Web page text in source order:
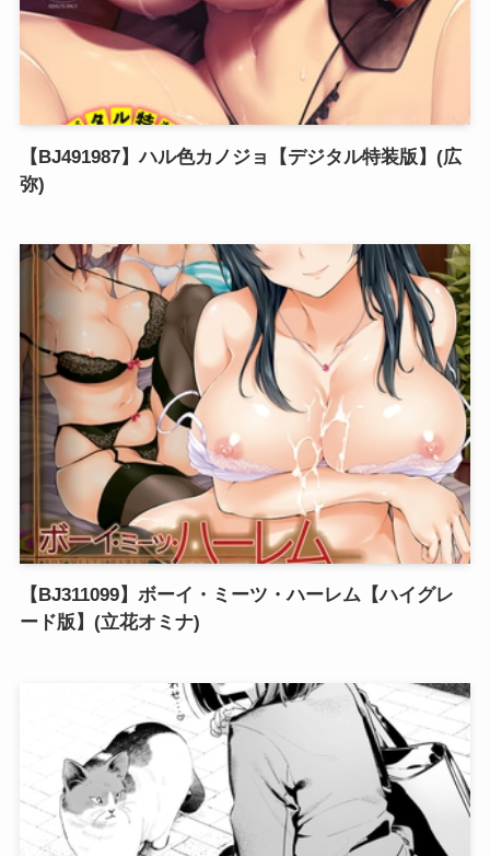
【BJ491987】ハル色カノジョ【デジタル特装版】(広
弥)
【BJ311099】ボーイ・ミーツ・ハーレム【ハイグレ
ード版】(立花オミナ)